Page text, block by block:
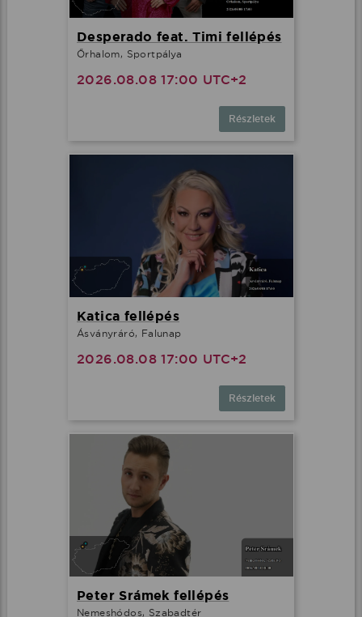
Desperado feat. Timi fellépés
Őrhalom, Sportpálya
2026.08.08 17:00 UTC+2
Részletek
Katica fellépés
Ásványráró, Falunap
2026.08.08 17:00 UTC+2
Részletek
Peter Srámek fellépés
Nemeshódos, Szabadtér